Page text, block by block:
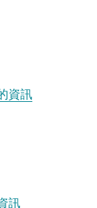
資訊
訊